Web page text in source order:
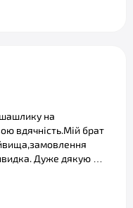
на
вдячність.Мій брат
Дуже дякую за